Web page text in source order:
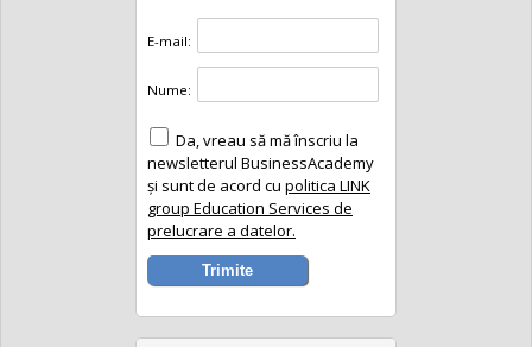
E-mail:
Nume:
Da, vreau să mă înscriu la
newsletterul BusinessAcademy
și sunt de acord cu politica LINK
group Education Services de
prelucrare a datelor.